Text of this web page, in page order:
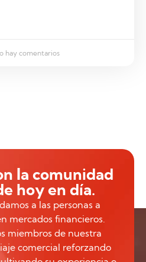
hay comentarios
la comunidad
hoy en día.
a las personas a
mercados financieros.
miembros de nuestra
comercial reforzando